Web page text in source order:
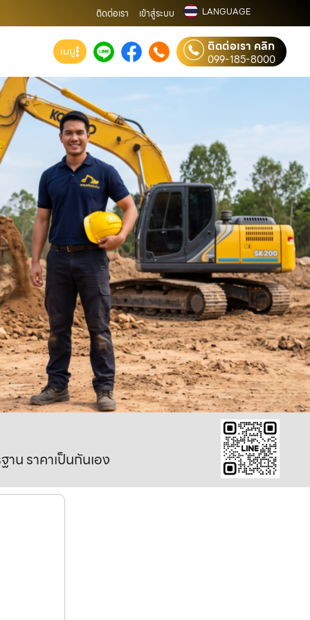
ติดต่อเรา เข้าสู่ระบบ LANGUAGE
เมนู ติดต่อเรา คลิก
099-185-8000
น ราคาเป็นกันเอง